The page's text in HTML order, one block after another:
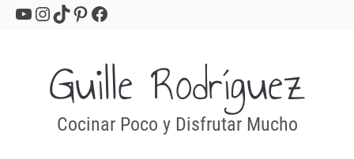
YouTube
Instagram
TikTok
Pinterest
Facebook
Guille Rodríguez
Cocinar Poco y Disfrutar Mucho